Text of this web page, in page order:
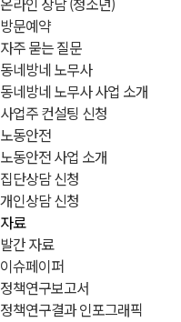
방문예약
자주 묻는 질문
동네방네 노무사
동네방네 노무사 사업 소개
사업주 컨설팅 신청
노동안전
노동안전 사업 소개
집단상담 신청
개인상담 신청
자료
발간 자료
이슈페이퍼
정책연구보고서
정책연구결과 인포그래픽